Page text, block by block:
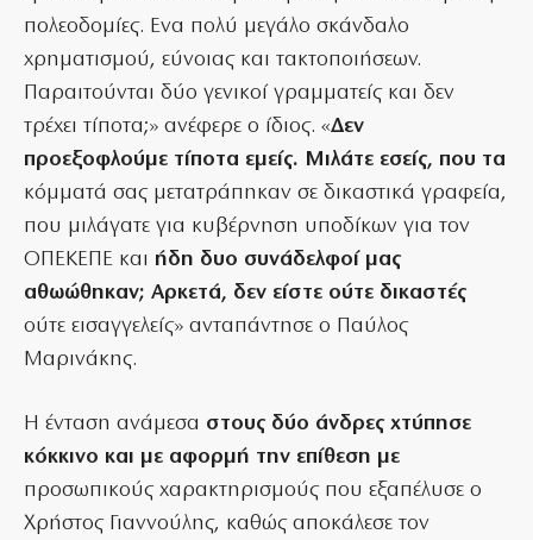
πολεοδομίες. Ενα πολύ μεγάλο σκάνδαλο
χρηματισμού, εύνοιας και τακτοποιήσεων.
Παραιτούνται δύο γενικοί γραμματείς και δεν
τρέχει τίποτα;» ανέφερε ο ίδιος. «Δεν
προεξοφλούμε τίποτα εμείς. Μιλάτε εσείς, που τα
κόμματά σας μετατράπηκαν σε δικαστικά γραφεία,
που μιλάγατε για κυβέρνηση υποδίκων για τον
ΟΠΕΚΕΠΕ και ήδη δυο συνάδελφοί μας
αθωώθηκαν; Αρκετά, δεν είστε ούτε δικαστές
ούτε εισαγγελείς» ανταπάντησε ο Παύλος
Μαρινάκης.
Η ένταση ανάμεσα στους δύο άνδρες χτύπησε
κόκκινο και με αφορμή την επίθεση με
προσωπικούς χαρακτηρισμούς που εξαπέλυσε ο
Χρήστος Γιαννούλης, καθώς αποκάλεσε τον